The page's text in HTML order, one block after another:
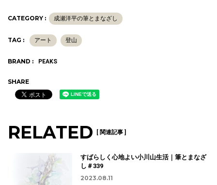
CATEGORY : 成瀬洋平の筆とまなざし
TAG : アート 登山
BRAND : PEAKS
SHARE
RELATED [ 関連記事 ]
すばらしく心地よい小川山生活｜筆とまなざ
し＃339
2023.08.11